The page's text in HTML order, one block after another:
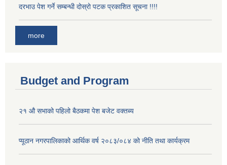
दरभाउ पेश गर्ने सम्बन्धी दोस्रो पटक प्रकाशित सूचना !!!!
more
Budget and Program
२१ औ सभाको पहिलो बैठकमा पेश बजेट वक्तब्य
प्यूठान नगरपालिकाको आर्थिक वर्ष २०८३/०८४ को नीति तथा कार्यक्रम